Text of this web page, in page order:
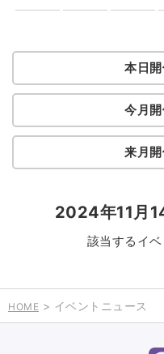
本日
今月
来月
2024年11月
該当するイ
HOME > イベントニュース